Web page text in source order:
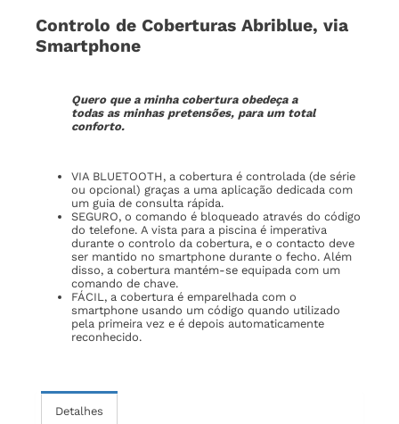
Controlo de Coberturas Abriblue, via
Smartphone
Quero que a minha cobertura obedeça a
todas as minhas pretensões, para um total
conforto.
VIA BLUETOOTH, a cobertura é controlada (de série
ou opcional) graças a uma aplicação dedicada com
um guia de consulta rápida.
SEGURO, o comando é bloqueado através do código
do telefone. A vista para a piscina é imperativa
durante o controlo da cobertura, e o contacto deve
ser mantido no smartphone durante o fecho. Além
disso, a cobertura mantém-se equipada com um
comando de chave.
FÁCIL, a cobertura é emparelhada com o
smartphone usando um código quando utilizado
pela primeira vez e é depois automaticamente
reconhecido.
Detalhes